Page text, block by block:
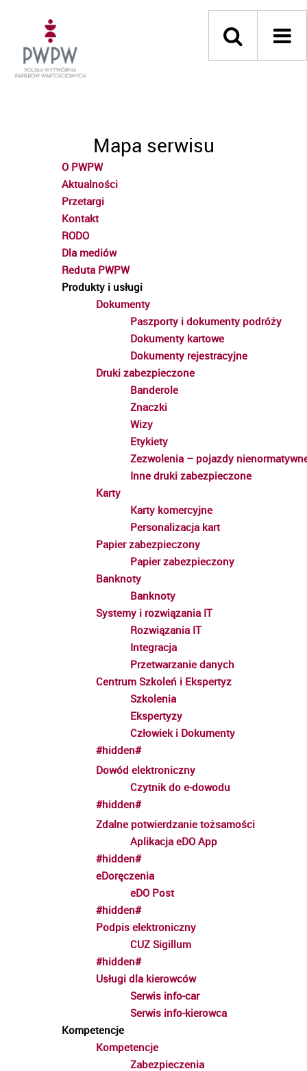
Mapa serwisu
O PWPW
Aktualności
Przetargi
Kontakt
RODO
Dla mediów
Reduta PWPW
Produkty i usługi
Dokumenty
Paszporty i dokumenty podróży
Dokumenty kartowe
Dokumenty rejestracyjne
Druki zabezpieczone
Banderole
Znaczki
Wizy
Etykiety
Zezwolenia – pojazdy
Inne druki zabezpieczone
Karty
Karty komercyjne
Personalizacja kart
Papier zabezpieczony
Papier zabezpieczony
Banknoty
Banknoty
Systemy i rozwiązania IT
Rozwiązania IT
Integracja
Przetwarzanie danych
Centrum Szkoleń i Ekspertyz
Szkolenia
Ekspertyzy
Człowiek i Dokumenty
#hidden#
Dowód elektroniczny
Czytnik do e-dowodu
#hidden#
Zdalne potwierdzanie tożsamości
Aplikacja eDO App
#hidden#
eDoręczenia
eDO Post
#hidden#
Podpis elektroniczny
CUZ Sigillum
#hidden#
Usługi dla kierowców
Serwis info-car
Serwis info-kierowca
Kompetencje
Kompetencje
Zabezpieczenia